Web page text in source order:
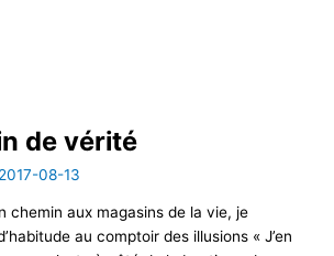
de vérité
2017-08-13
chemin aux magasins de la vie, je
au comptoir des illusions « J’en